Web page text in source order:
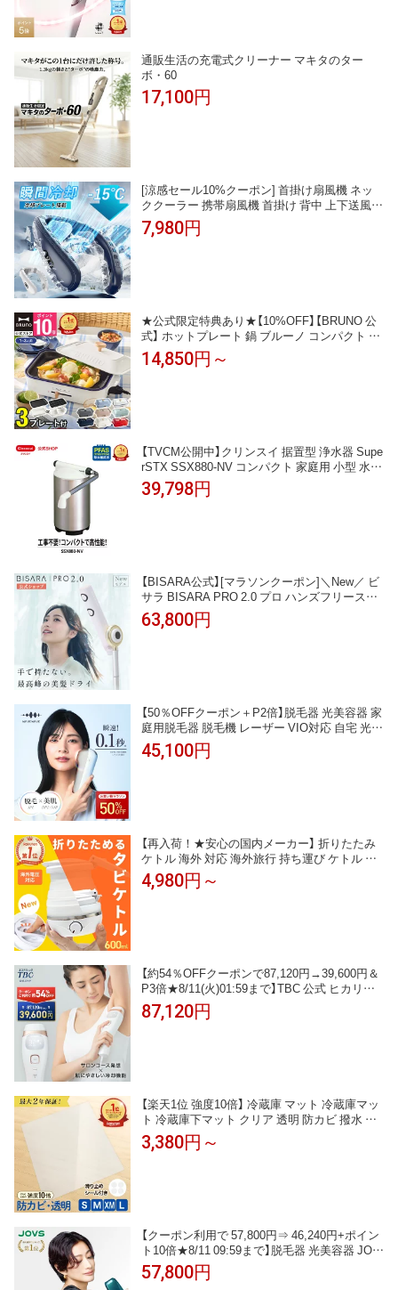
通販生活の充電式クリーナー マキタのター
ボ・60
17,100円
[涼感セール10%クーポン] 首掛け扇風機 ネッ
ククーラー 携帯扇風機 首掛け 背中 上下送風
半導体冷却プレート搭載 1 秒で冷やす 接触冷
感 3 段階風量 5200mAh 長時間使用 静音 軽量
7,980円
★公式限定特典あり★【10%OFF】【BRUNO 公
式】 ホットプレート 鍋 ブルーノ コンパクト プ
レート2種 セラミックコート鍋 一人用 焼肉 お
しゃれ 最大250℃ 無段階調整 BOE021 brunoメ
14,850円～
【TVCM公開中】クリンスイ 据置型 浄水器 Supe
rSTX SSX880-NV コンパクト 家庭用 小型 水道
水 塩素除去 PFAS ピーファス PFOS PFOA 有
機フッ素化合物 除去
39,798円
【BISARA公式】[マラソンクーポン]＼New／ ビ
サラ BISARA PRO 2.0 プロ ハンズフリースタ
ンドドライヤー 静音性アップ 速乾 大風量 BLD
Cモーター 自動首振り ながら乾かし 美髪 プラ
63,800円
【50％OFFクーポン＋P2倍】脱毛器 光美容器 家
庭用脱毛器 脱毛機 レーザー VIO対応 自宅 光フ
ォト フォトケア IPL NIR DPL 光美容 光脱毛 美
顔器 フラッシュ式 メンズ レディース シミ そ
45,100円
【再入荷！★安心の国内メーカー】 折りたたみ
ケトル 海外 対応 海外旅行 持ち運び ケトル タ
ビケトル 旅行 トラベルケトル 折りたたみ 電気
ケトル 電気ケトル ポータブルケトル 旅行 便利
4,980円～
【約54％OFFクーポンで87,120円→39,600円＆
P3倍★8/11(火)01:59まで】TBC 公式 ヒカリビ
ューティ 4 PRO 光脱毛器 脱毛器 光 サファイ
アクリスタル 冷却機能 家庭用 ムダ毛処理 おう
87,120円
【楽天1位 強度10倍】 冷蔵庫 マット 冷蔵庫マッ
ト 冷蔵庫下マット クリア 透明 防カビ 撥水 キ
ズ 凹み 防止 下敷き ポリカーボネート 極 洗濯
機 冷凍庫 床暖房 傷防止 高耐久 厚さ 2mm S M
3,380円～
【クーポン利用で 57,800円⇒ 46,240円+ポイン
ト10倍★8/11 09:59まで】脱毛器 光美容器 JOV
S 公式 Doraシリーズ Scroll HIPL IPL 家庭用 冷
却機能 サファイア冷却 ハイパワー 痛みレス VI
57,800円